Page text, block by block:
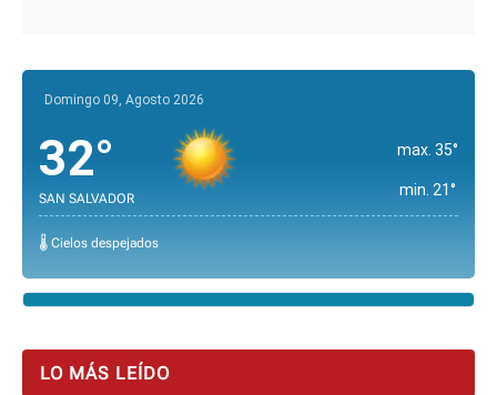
Domingo 09, Agosto 2026
32°
SAN SALVADOR
max. 35°
min. 21°
🌡️ Cielos despejados
LO MÁS LEÍDO